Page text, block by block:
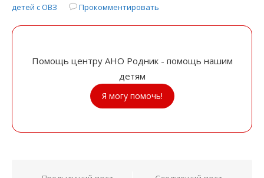
детей с ОВЗ
Прокомментировать
Помощь центру АНО Родник - помощь нашим
детям
Я могу помочь!